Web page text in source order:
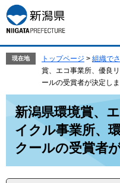
ー
ジ
の
す。
ニ
ュ
ー
し
現在地 トップページ > 組織で
賞、エコ事業所、優良
ールの受賞者が決定し
新潟県環境賞、
イクル事業所、
クールの受賞者